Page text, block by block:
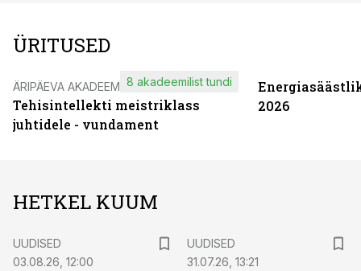
ÜRITUSED
ÄRIPÄEVA AKADEEMIA
Tehisintellekti meistriklass
juhtidele - vundament
8 akadeemilist tundi
2026
HETKEL KUUM
UUDISED
03.08.26, 12:00
UUDISED
31.07.26, 13:21